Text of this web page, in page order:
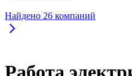
Найдено 26 компаний